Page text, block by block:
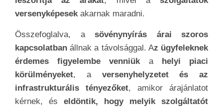
versenyképesek akarnak maradni.
Összefoglalva, a sövénynyírás árai szoros
kapcsolatban állnak a távolsággal. Az ügyfeleknek
érdemes figyelembe venniük a helyi piaci
körülményeket, aversenyhelyzetet és az
infrastrukturális tényezőket, amikor árajánlatot
kérnek, és eldöntik, hogy melyik szolgáltatót